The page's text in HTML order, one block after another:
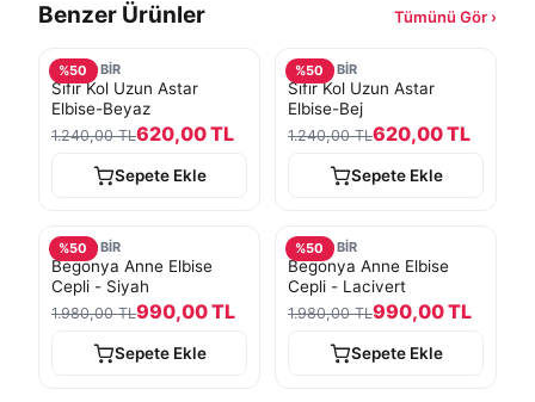
Benzer Ürünler Tümünü Gör ›
%50
TURKOBİR
Sıfır Kol Uzun Astar
Elbise-Beyaz
1.240,00 TL620,00 TL
Sepete Ekle
%50
TURKOBİR
Sıfır Kol Uzun Astar
Elbise-Bej
1.240,00 TL620,00 TL
Sepete Ekle
%50
TURKOBİR
Begonya Anne Elbise
Cepli - Siyah
1.980,00 TL990,00 TL
Sepete Ekle
%50
TURKOBİR
Begonya Anne Elbise
Cepli - Lacivert
1.980,00 TL990,00 TL
Sepete Ekle